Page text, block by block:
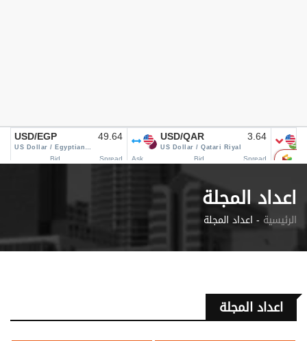
اعداد المجلة
اعداد المجلة - الرئيسية
اعداد المجلة